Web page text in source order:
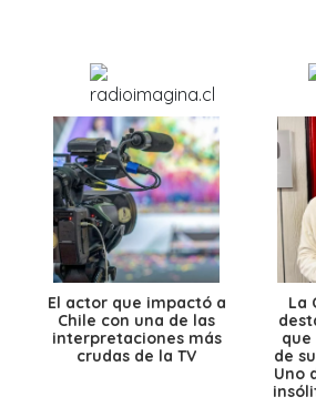
El actor que impactó a
Chile con una de las
interpretaciones más
crudas de la TV
La
que
de
Uno